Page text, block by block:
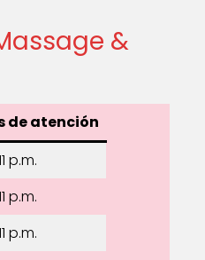
&
de atención
p.m.
p.m.
p.m.